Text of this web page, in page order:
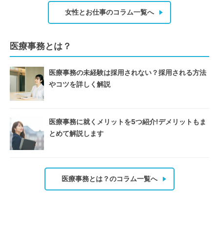
女性とお仕事のコラム一覧へ
医療事務とは？
医療事務の未経験は採用されない？採用される方法
やコツを詳しく解説
医療事務に就くメリットを5つ紹介!デメリットもま
とめて解説します
医療事務とは？のコラム一覧へ